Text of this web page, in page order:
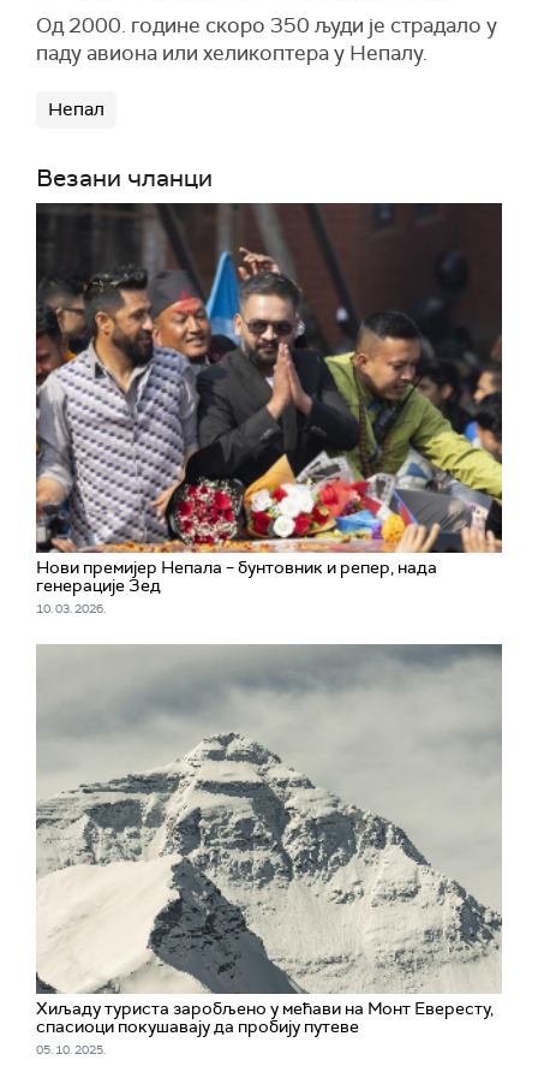
Од 2000. године скоро 350 људи је страдало у
паду авиона или хеликоптера у Непалу.
Непал
Везани чланци
Нови премијер Непала – бунтовник и репер, нада
генерације Зед
10. 03. 2026.
Хиљаду туриста заробљено у мећави на Монт Евересту,
спасиоци покушавају да пробију путеве
05. 10. 2025.